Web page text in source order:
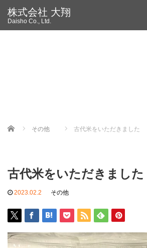
株式会社 大翔
Daisho Co., Ltd.
Home その他 古代米をいただきました
古代米をいただきました
2023.02.2 その他